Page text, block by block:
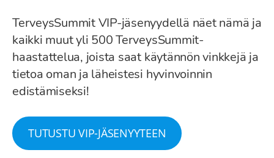
TerveysSummit VIP-jäsenyydellä näet nämä ja
kaikki muut yli 500 TerveysSummit-
haastattelua, joista saat käytännön vinkkejä ja
tietoa oman ja läheistesi hyvinvoinnin
edistämiseksi!
TUTUSTU VIP-JÄSENYYTEEN